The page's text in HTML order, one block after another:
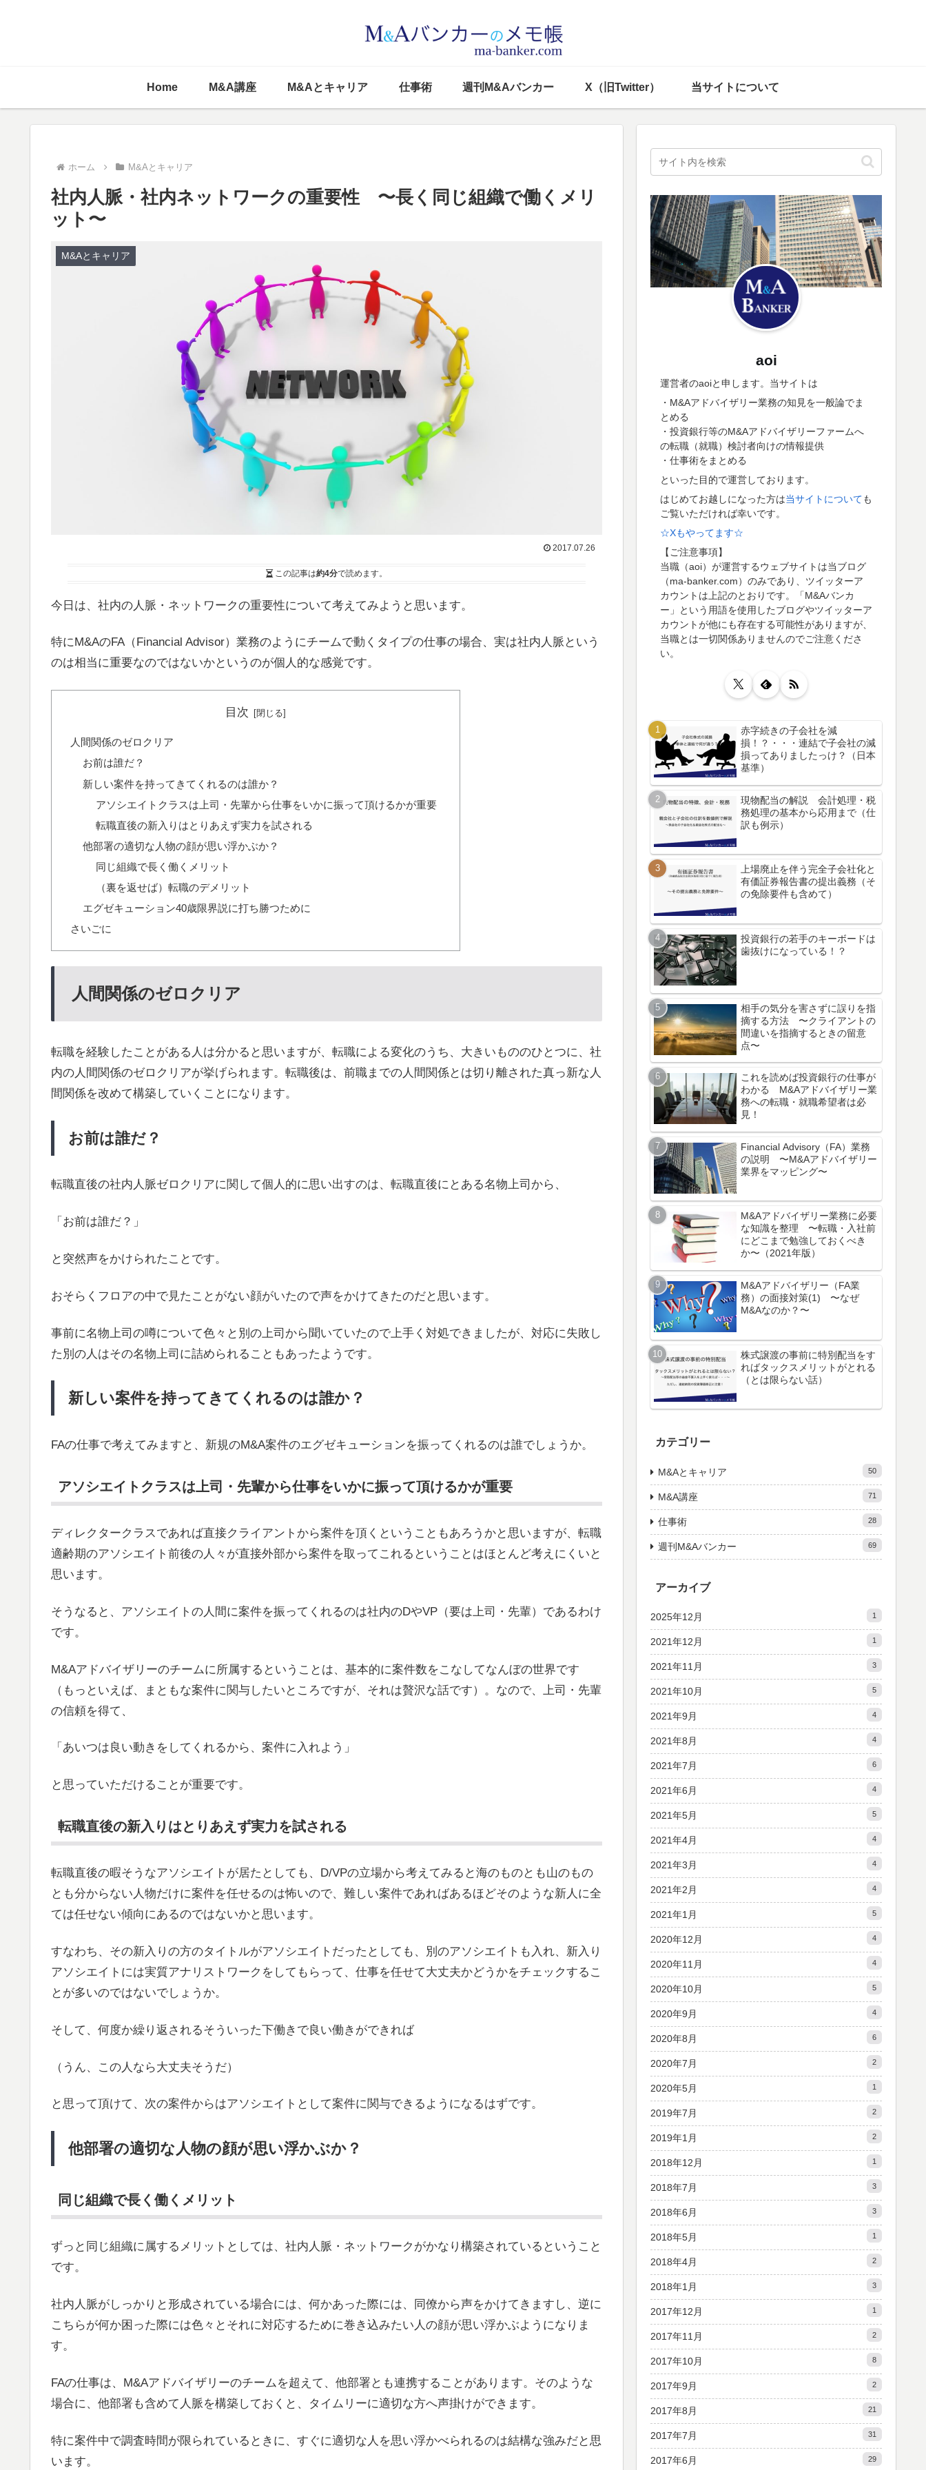
Home M&A講座 M&Aとキャリア 仕事術 週刊M&Aバンカー X（旧Twitter） 当サイトについて
ホーム M&Aとキャリア
社内人脈・社内ネットワークの重要性 〜長く同じ組織で働くメリ
ット〜
M&Aとキャリア
2017.07.26
この記事は約4分で読めます。
今日は、社内の人脈・ネットワークの重要性について考えてみようと思います。
特にM&AのFA（Financial Advisor）業務のようにチームで動くタイプの仕事の場合、実は社内人脈という
のは相当に重要なのではないかというのが個人的な感覚です。
目次
人間関係のゼロクリア
お前は誰だ？
新しい案件を持ってきてくれるのは誰か？
アソシエイトクラスは上司・先輩から仕事をいかに振って頂けるかが重要
転職直後の新入りはとりあえず実力を試される
他部署の適切な人物の顔が思い浮かぶか？
同じ組織で長く働くメリット
（裏を返せば）転職のデメリット
エグゼキューション40歳限界説に打ち勝つために
さいごに
人間関係のゼロクリア
転職を経験したことがある人は分かると思いますが、転職による変化のうち、大きいもののひとつに、社
内の人間関係のゼロクリアが挙げられます。転職後は、前職までの人間関係とは切り離された真っ新な人
間関係を改めて構築していくことになります。
お前は誰だ？
転職直後の社内人脈ゼロクリアに関して個人的に思い出すのは、転職直後にとある名物上司から、
「お前は誰だ？」
と突然声をかけられたことです。
おそらくフロアの中で見たことがない顔がいたので声をかけてきたのだと思います。
事前に名物上司の噂について色々と別の上司から聞いていたので上手く対処できましたが、対応に失敗し
た別の人はその名物上司に詰められることもあったようです。
新しい案件を持ってきてくれるのは誰か？
FAの仕事で考えてみますと、新規のM&A案件のエグゼキューションを振ってくれるのは誰でしょうか。
アソシエイトクラスは上司・先輩から仕事をいかに振って頂けるかが重要
ディレクタークラスであれば直接クライアントから案件を頂くということもあろうかと思いますが、転職
適齢期のアソシエイト前後の人々が直接外部から案件を取ってこれるということはほとんど考えにくいと
思います。
そうなると、アソシエイトの人間に案件を振ってくれるのは社内のDやVP（要は上司・先輩）であるわけ
です。
M&Aアドバイザリーのチームに所属するということは、基本的に案件数をこなしてなんぼの世界です
（もっといえば、まともな案件に関与したいところですが、それは贅沢な話です）。なので、上司・先輩
の信頼を得て、
「あいつは良い動きをしてくれるから、案件に入れよう」
と思っていただけることが重要です。
転職直後の新入りはとりあえず実力を試される
転職直後の暇そうなアソシエイトが居たとしても、D/VPの立場から考えてみると海のものとも山のもの
とも分からない人物だけに案件を任せるのは怖いので、難しい案件であればあるほどそのような新人に全
ては任せない傾向にあるのではないかと思います。
すなわち、その新入りの方のタイトルがアソシエイトだったとしても、別のアソシエイトも入れ、新入り
アソシエイトには実質アナリストワークをしてもらって、仕事を任せて大丈夫かどうかをチェックするこ
とが多いのではないでしょうか。
そして、何度か繰り返されるそういった下働きで良い働きができれば
（うん、この人なら大丈夫そうだ）
と思って頂けて、次の案件からはアソシエイトとして案件に関与できるようになるはずです。
他部署の適切な人物の顔が思い浮かぶか？
同じ組織で長く働くメリット
ずっと同じ組織に属するメリットとしては、社内人脈・ネットワークがかなり構築されているということ
です。
社内人脈がしっかりと形成されている場合には、何かあった際には、同僚から声をかけてきますし、逆に
こちらが何か困った際には色々とそれに対応するために巻き込みたい人の顔が思い浮かぶようになりま
す。
FAの仕事は、M&Aアドバイザリーのチームを超えて、他部署とも連携することがあります。そのような
場合に、他部署も含めて人脈を構築しておくと、タイムリーに適切な方へ声掛けができます。
特に案件中で調査時間が限られているときに、すぐに適切な人を思い浮かべられるのは結構な強みだと思
います。
aoi
運営者のaoiと申します。当サイトは
・M&Aアドバイザリー業務の知見を一般論でま
とめる
・投資銀行等のM&Aアドバイザリーファームへ
の転職（就職）検討者向けの情報提供
・仕事術をまとめる
といった目的で運営しております。
はじめてお越しになった方は当サイトについても
ご覧いただければ幸いです。
☆Xもやってます☆
【ご注意事項】
当職（aoi）が運営するウェブサイトは当ブログ
（ma-banker.com）のみであり、ツイッターア
カウントは上記のとおりです。「M&Aバンカ
ー」という用語を使用したブログやツイッターア
カウントが他にも存在する可能性がありますが、
当職とは一切関係ありませんのでご注意くださ
い。
赤字続きの子会社を減
損！？・・・連結で子会社の減
損ってありましたっけ？（日本
基準）
現物配当の解説 会計処理・税
務処理の基本から応用まで（仕
訳も例示）
上場廃止を伴う完全子会社化と
有価証券報告書の提出義務（そ
の免除要件も含めて）
投資銀行の若手のキーボードは
歯抜けになっている！？
相手の気分を害さずに誤りを指
摘する方法 〜クライアントの
間違いを指摘するときの留意
点〜
これを読めば投資銀行の仕事が
わかる M&Aアドバイザリー業
務への転職・就職希望者は必
見！
Financial Advisory（FA）業務
の説明 〜M&Aアドバイザリー
業界をマッピング〜
M&Aアドバイザリー業務に必要
な知識を整理 〜転職・入社前
にどこまで勉強しておくべき
か〜（2021年版）
M&Aアドバイザリー（FA業
務）の面接対策(1) 〜なぜ
M&Aなのか？〜
株式譲渡の事前に特別配当をす
ればタックスメリットがとれる
（とは限らない話）
カテゴリー
M&Aとキャリア 50
M&A講座 71
仕事術 28
週刊M&Aバンカー 69
アーカイブ
2025年12月 1
2021年12月 1
2021年11月 3
2021年10月 5
2021年9月 4
2021年8月 4
2021年7月 6
2021年6月 4
2021年5月 5
2021年4月 4
2021年3月 4
2021年2月 4
2021年1月 5
2020年12月 4
2020年11月 4
2020年10月 5
2020年9月 4
2020年8月 6
2020年7月 2
2020年5月 1
2019年7月 2
2019年1月 2
2018年12月 1
2018年7月 3
2018年6月 3
2018年5月 1
2018年4月 2
2018年1月 3
2017年12月 1
2017年11月 2
2017年10月 8
2017年9月 2
2017年8月 21
2017年7月 31
2017年6月 29